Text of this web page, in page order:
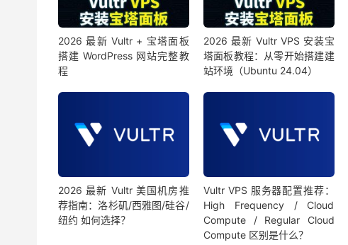
2026 最新 Vultr + 宝塔面板
搭建 WordPress 网站完整教
程
2026 最新 Vultr VPS 安装宝
塔面板教程：从零开始搭建建
站环境（Ubuntu 24.04）
2026 最新 Vultr 美国机房推
荐指南：洛杉矶/西雅图/硅谷/
纽约 如何选择？
Vultr VPS 服务器配置推荐：
High Frequency / Cloud
Compute / Regular Cloud
Compute 区别是什么？